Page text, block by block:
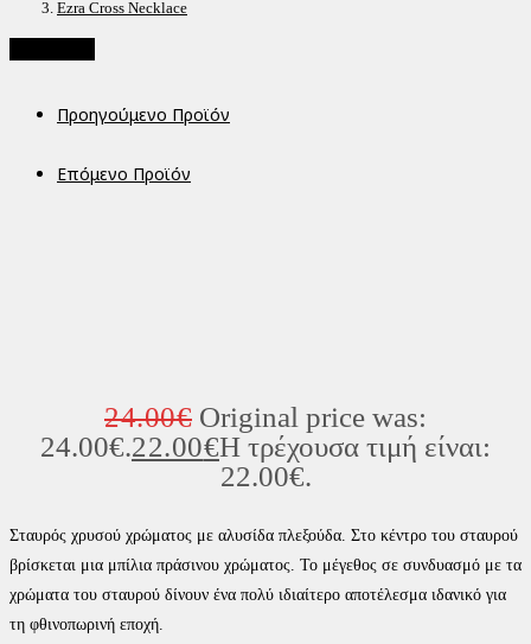
Ezra Cross Necklace
Προηγούμενο Προϊόν
Επόμενο Προϊόν
24.00€ Original price was:
24.00€.22.00€Η τρέχουσα τιμή είναι:
22.00€.
Σταυρός χρυσού χρώματος με αλυσίδα πλεξούδα. Στο κέντρο του σταυρού
βρίσκεται μια μπίλια πράσινου χρώματος. Το μέγεθος σε συνδυασμό με τα
χρώματα του σταυρού δίνουν ένα πολύ ιδιαίτερο αποτέλεσμα ιδανικό για
τη φθινοπωρινή εποχή.